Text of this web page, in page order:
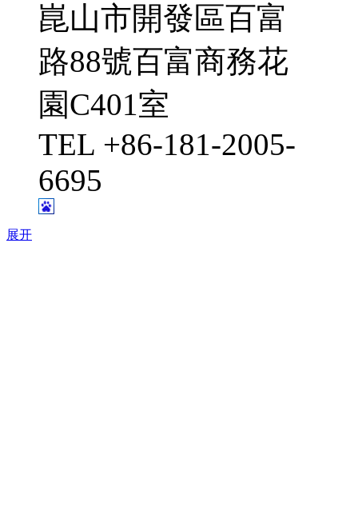
崑山市開發區百富
路88號百富商務花
園C401室
TEL +86-181-2005-
6695
展开